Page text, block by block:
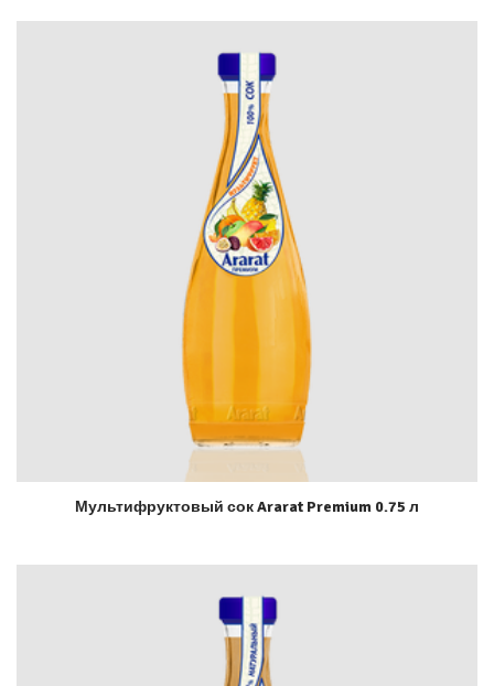
Мультифруктовый сок Ararat Premium 0.75 л